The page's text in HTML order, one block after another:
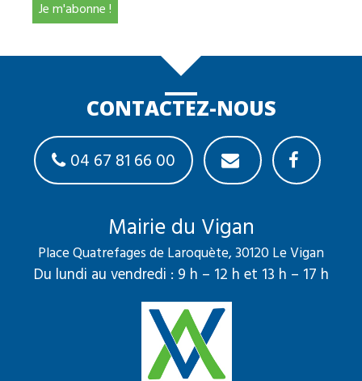
CONTACTEZ-NOUS
04 67 81 66 00
Mairie du Vigan
Place Quatrefages de Laroquète, 30120 Le Vigan
Du lundi au vendredi : 9 h – 12 h et 13 h – 17 h